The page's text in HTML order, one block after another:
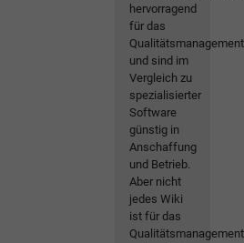
hervorragend
für das
Qualitätsmanagement
und sind im
Vergleich zu
spezialisierter
Software
günstig in
Anschaffung
und Betrieb.
Aber nicht
jedes Wiki
ist für das
Qualitätsmanagement